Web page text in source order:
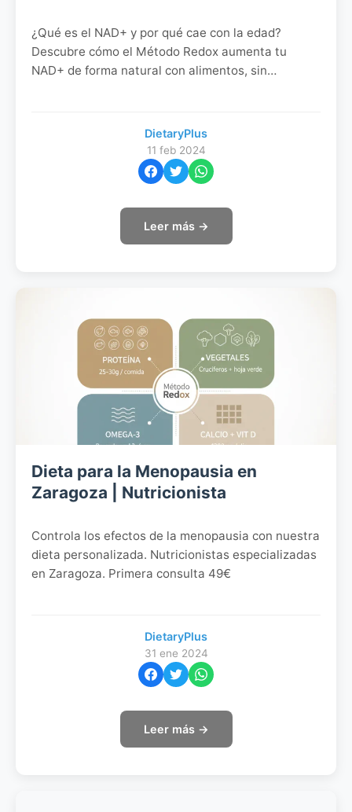
¿Qué es el NAD+ y por qué cae con la edad?
Descubre cómo el Método Redox aumenta tu
NAD+ de forma natural con alimentos, sin
DietaryPlus
11 feb 2024
Leer más →
Dieta para la Menopausia en
Zaragoza | Nutricionista
Controla los efectos de la menopausia con nuestra
dieta personalizada. Nutricionistas especializadas
en Zaragoza. Primera consulta 49€
DietaryPlus
31 ene 2024
Leer más →